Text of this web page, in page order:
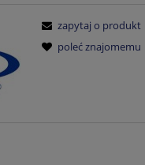
zapytaj o produkt
poleć znajomemu